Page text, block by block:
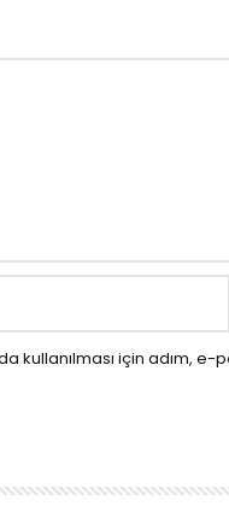
kullanılması için adım,